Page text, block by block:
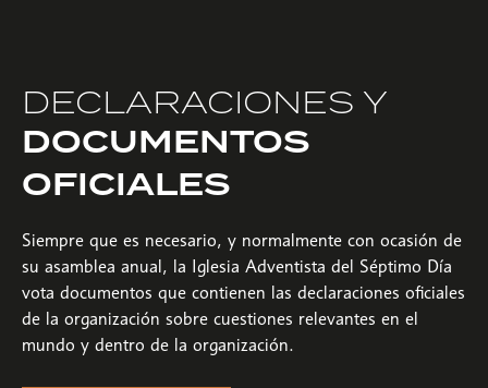
DECLARACIONES Y
DOCUMENTOS
OFICIALES
Siempre que es necesario, y normalmente con ocasión de
su asamblea anual, la Iglesia Adventista del Séptimo Día
vota documentos que contienen las declaraciones oficiales
de la organización sobre cuestiones relevantes en el
mundo y dentro de la organización.